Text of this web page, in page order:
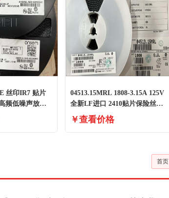
丝印IR7 贴片
频低噪声放大
04513.15MRL 1808-3.15A 125V
全新LF进口 2410贴片保险丝
镀金脚
￥查看价格
首页